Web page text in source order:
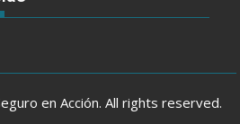
en Acción. All rights reserved.